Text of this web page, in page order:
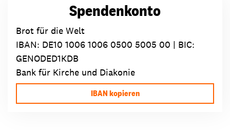
Spendenkonto
Brot für die Welt
IBAN: DE10 1006 1006 0500 5005 00 | BIC:
GENODED1KDB
Bank für Kirche und Diakonie
IBAN kopieren